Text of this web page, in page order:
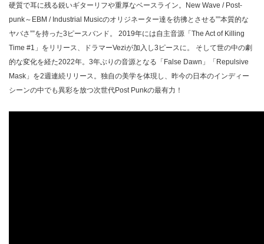
硬質で耳に残る鋭いギターリフや重厚なベースライン。New Wave / Post-
punk～EBM / Industrial Musicのオリジネーター達を彷彿とさせる””本質的な
ヤバさ””を持った3ピースバンド。 2019年には自主音源「The Act of Killing
Time #1」をリリース、ドラマーVeziが加入し3ピースに。 そして世の中の劇
的な変化を経た2022年。3年ぶりの音源となる「False Dawn」「Repulsive
Mask」を2週連続リリース。独自の美学を体現し、昨今の日本のインディー
シーンの中でも異彩を放つ次世代Post Punkの最有力！